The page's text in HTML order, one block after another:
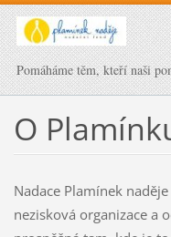
Pomáháme těm, kteří naši
O
Nadace Plamínek
nezisková organizace a